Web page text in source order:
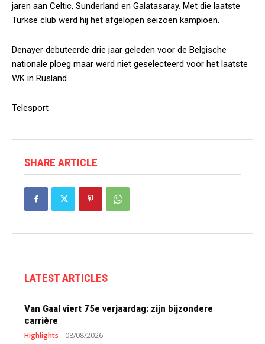
jaren aan Celtic, Sunderland en Galatasaray. Met die laatste
Turkse club werd hij het afgelopen seizoen kampioen.
Denayer debuteerde drie jaar geleden voor de Belgische
nationale ploeg maar werd niet geselecteerd voor het laatste
WK in Rusland.
Telesport
SHARE ARTICLE
LATEST ARTICLES
Van Gaal viert 75e verjaardag: zijn bijzondere
carrière
Highlights 08/08/2026